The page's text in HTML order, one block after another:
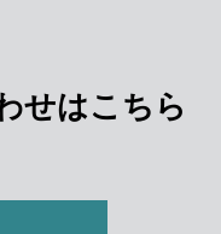
せはこちら